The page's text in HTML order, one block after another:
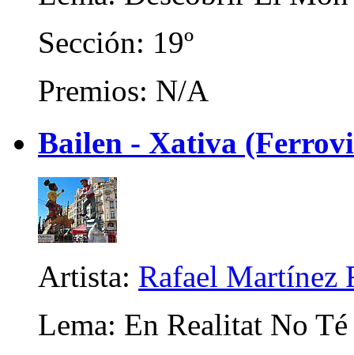
Sección: 19º
Premios: N/A
Bailen - Xativa
Artista: Rafael Martínez
Lema: En Realitat No